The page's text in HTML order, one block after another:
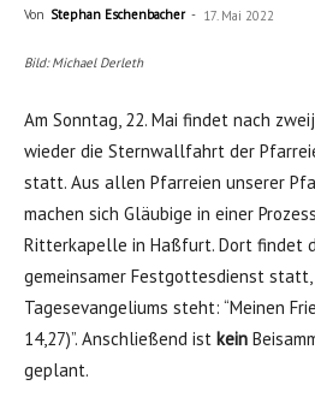
Von Stephan Eschenbacher - 17. Mai 2022
Bild: Michael Derleth
Am Sonntag, 22. Mai findet nach
wieder die Sternwallfahrt der
statt. Aus allen Pfarreien unserer
machen sich Gläubige in einer
Ritterkapelle in Haßfurt. Dort findet
gemeinsamer Festgottesdienst
Tagesevangeliums steht: “Meinen
14,27)”. Anschließend ist kein
geplant.